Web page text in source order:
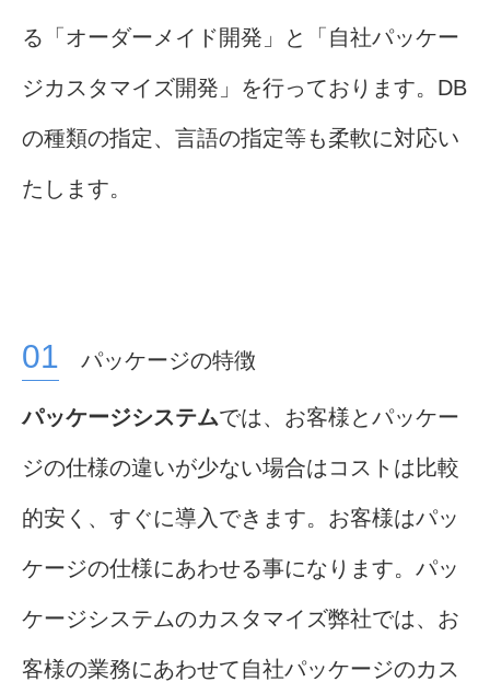
る「オーダーメイド開発」と「自社パッケー
ジカスタマイズ開発」を行っております。DB
の種類の指定、言語の指定等も柔軟に対応い
たします。
パッケージの特徴
パッケージシステムでは、お客様とパッケー
ジの仕様の違いが少ない場合はコストは比較
的安く、すぐに導入できます。お客様はパッ
ケージの仕様にあわせる事になります。パッ
ケージシステムのカスタマイズ弊社では、お
客様の業務にあわせて自社パッケージのカス